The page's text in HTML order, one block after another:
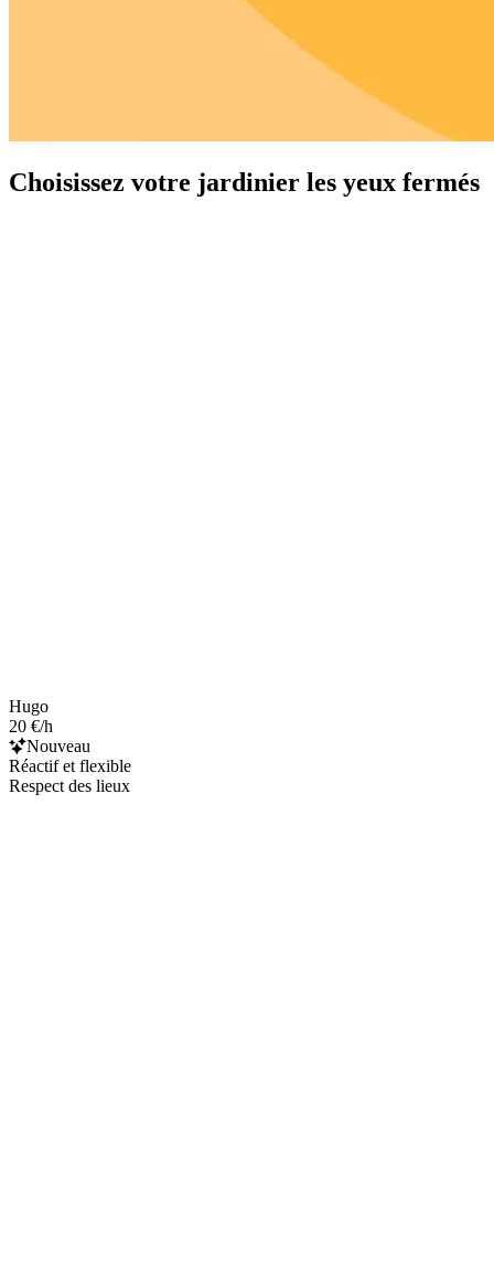
Choisissez votre jardinier les yeux fermés
Hugo
20 €/h
Nouveau
Réactif et flexible
Respect des lieux